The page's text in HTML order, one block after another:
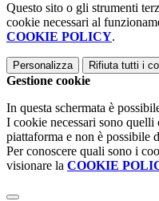
Questo sito o gli strumenti
cookie necessari al
COOKIE POLICY.
Personalizza Rifiuta tutti i
Gestione cookie
In questa schermata è
I cookie necessari sono
piattaforma e non è possibile
Per conoscere quali sono i
visionare la COOKIE